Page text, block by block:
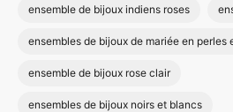
ensemble de bijoux indiens roses
ensembles de bijoux de mariée en perles
ensemble de bijoux rose clair
ensembles de bijoux noirs et blancs